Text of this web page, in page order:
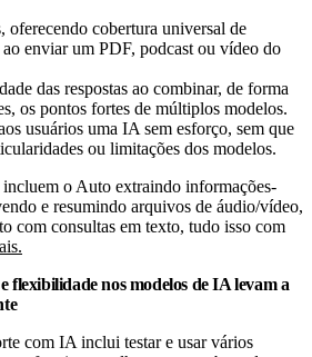
oferecendo cobertura universal de
enviar um PDF, podcast ou vídeo do
das respostas ao combinar, de forma
os pontos fortes de múltiplos modelos.
usuários uma IA sem esforço, sem que
ou limitações dos modelos.
o Auto extraindo informações-
e resumindo arquivos de áudio/vídeo,
com consultas em texto, tudo isso com
flexibilidade nos modelos de IA levam a
com IA inclui testar e usar vários